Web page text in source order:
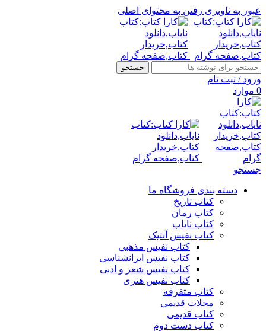
عبور به ناوبری رفتن به محتوای اصلی
جستجو
ورود / ثبت نام
0 موارد
جستجو
دسته بندی فروشگاه ما
کتاب تاریخ
کتاب رمان
کتاب نایاب
کتاب نفیس آنتیک
کتاب نفیس مذهبی
کتاب نفیس ایرانشناسی
کتاب نفیس شعر و ادبی
کتاب نفیس هنری
کتاب متفرقه
مجلات قدیمی
کتاب قدیمی
کتاب دست دوم